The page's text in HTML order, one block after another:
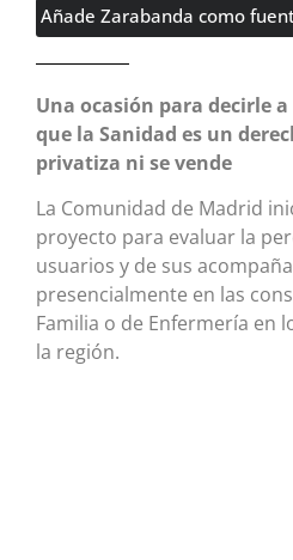
Añade Zarabanda como
Una ocasión para decirle
que la Sanidad es un
privatiza ni se vende
La Comunidad de Madrid
proyecto para evaluar la
usuarios y de sus
presencialmente en las
Familia o de Enfermería en
la región.